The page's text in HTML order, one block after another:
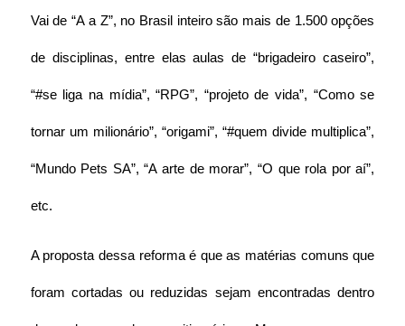
Vai de “A a Z”, no Brasil inteiro são mais de 1.500 opções
de disciplinas, entre elas aulas de “brigadeiro caseiro”,
“#se liga na mídia”, “RPG”, “projeto de vida”, “Como se
tornar um milionário”, “origami”, “#quem divide multiplica”,
“Mundo Pets SA”, “A arte de morar”, “O que rola por aí”,
etc.
A proposta dessa reforma é que as matérias comuns que
foram cortadas ou reduzidas sejam encontradas dentro